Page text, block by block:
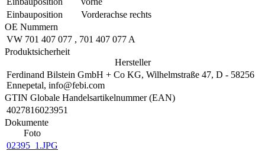
Einbauposition
Vorderachse rechts
OE Nummern
VW 701 407 077 , 701 407 077 A
Produktsicherheit
Hersteller
Ferdinand Bilstein GmbH + Co KG, Wilhelmstraße 47, D - 58256
Ennepetal, info@febi.com
GTIN Globale Handelsartikelnummer (EAN)
4027816023951
Dokumente
Foto
02395_1.JPG